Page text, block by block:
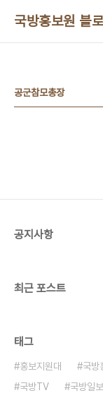
국방홍보원 블
공군참모총장
공지사항
최근 포스트
태그
홍보지원대 국방
국방TV
국방일보